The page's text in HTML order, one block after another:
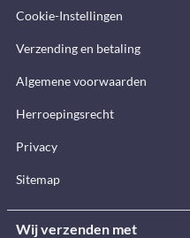
Cookie-Instellingen
Verzending en betaling
Algemene voorwaarden
Herroepingsrecht
Privacy
Sitemap
Wij verzenden met